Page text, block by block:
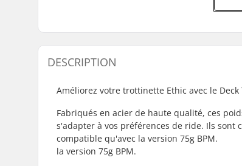
DESCRIPTION
Améliorez votre trottinette Ethic avec le
Fabriqués en acier de haute qualité, ces
s'adapter à vos préférences de ride. Ils sont
compatible qu'avec la version 75g BPM.
la version 75g BPM.